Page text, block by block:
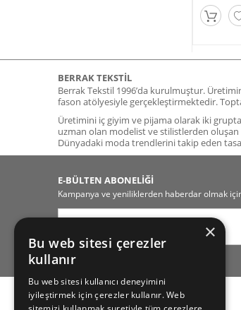
BERRAK TEKSTIL
Berrak Tekstil 1996’da kurulmuştur.
fason atölyesiyle gerçekleştirmektedir.
Üretimini iç giyim ve pijama olarak iki
uzman olan modelist ve stilistlerden oluşan
Dünyadaki moda trendlerini takip eden
E-BÜLTEN ABONELİĞİ
Kampanya ve yeniliklerden haberdar olmak
×
Bu web sitesi çerezler
kullanır
Bu web sitesi kullanıcı deneyimini
iyileştirmek için çerezler kullanır. Web